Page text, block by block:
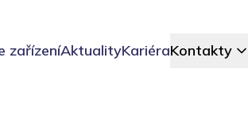
zařízeníAktualityKariéraKontakty